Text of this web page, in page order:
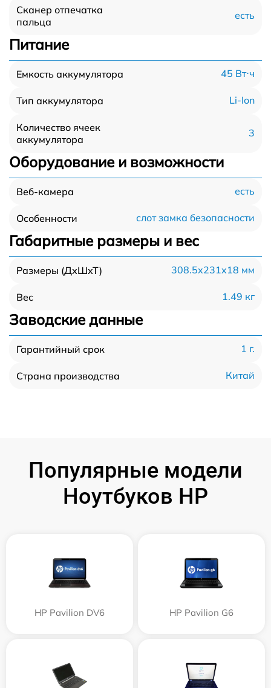
Сканер отпечатка
пальца
есть
Питание
Емкость аккумулятора 45 Вт⋅ч
Тип аккумулятора Li-Ion
Количество ячеек
аккумулятора
3
Оборудование и возможности
Веб-камера есть
Особенности слот замка безопасности
Габаритные размеры и вес
Размеры (ДхШхТ) 308.5x231x18 мм
Вес 1.49 кг
Заводские данные
Гарантийный срок 1 г.
Страна производства Китай
Популярные модели
Ноутбуков HP
HP Pavilion DV6 HP Pavilion G6